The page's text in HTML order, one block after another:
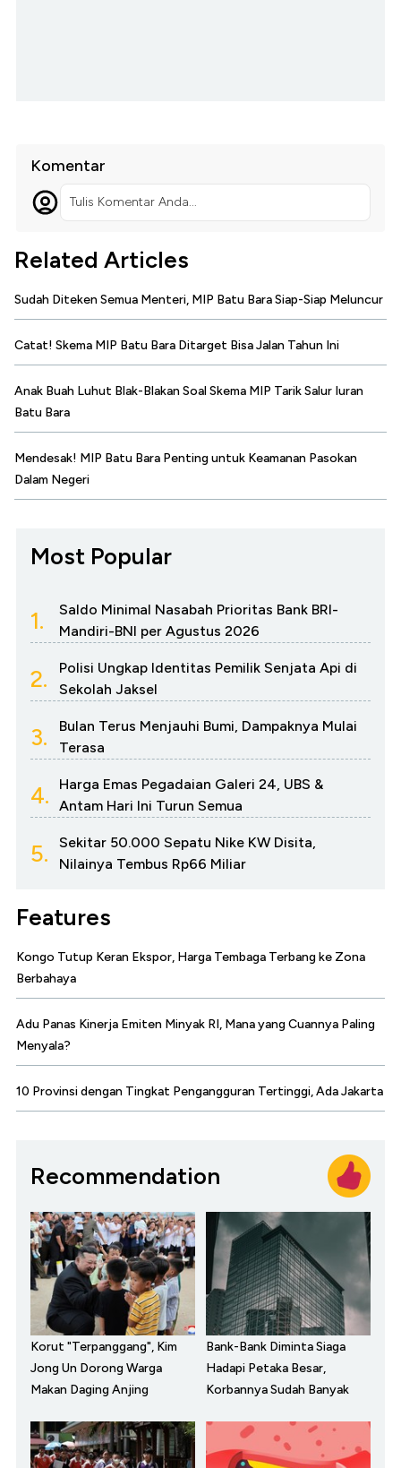
Komentar
Tulis Komentar Anda...
Related Articles
Sudah Diteken Semua Menteri, MIP Batu Bara Siap-Siap Meluncur
Catat! Skema MIP Batu Bara Ditarget Bisa Jalan Tahun Ini
Anak Buah Luhut Blak-Blakan Soal Skema MIP Tarik Salur Iuran
Batu Bara
Mendesak! MIP Batu Bara Penting untuk Keamanan Pasokan
Dalam Negeri
Most Popular
1.
Saldo Minimal Nasabah Prioritas Bank BRI-
Mandiri-BNI per Agustus 2026
2.
Polisi Ungkap Identitas Pemilik Senjata Api di
Sekolah Jaksel
3.
Bulan Terus Menjauhi Bumi, Dampaknya Mulai
Terasa
4.
Harga Emas Pegadaian Galeri 24, UBS &
Antam Hari Ini Turun Semua
5.
Sekitar 50.000 Sepatu Nike KW Disita,
Nilainya Tembus Rp66 Miliar
Features
Kongo Tutup Keran Ekspor, Harga Tembaga Terbang ke Zona
Berbahaya
Adu Panas Kinerja Emiten Minyak RI, Mana yang Cuannya Paling
Menyala?
10 Provinsi dengan Tingkat Pengangguran Tertinggi, Ada Jakarta
Recommendation
Korut "Terpanggang", Kim
Jong Un Dorong Warga
Makan Daging Anjing
Bank-Bank Diminta Siaga
Hadapi Petaka Besar,
Korbannya Sudah Banyak